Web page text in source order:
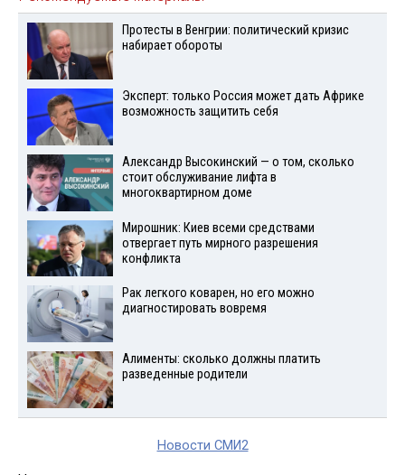
Протесты в Венгрии: политический кризис
набирает обороты
Эксперт: только Россия может дать Африке
возможность защитить себя
Александр Высокинский — о том, сколько
стоит обслуживание лифта в
многоквартирном доме
Мирошник: Киев всеми средствами
отвергает путь мирного разрешения
конфликта
Рак легкого коварен, но его можно
диагностировать вовремя
Алименты: сколько должны платить
разведенные родители
Новости СМИ2